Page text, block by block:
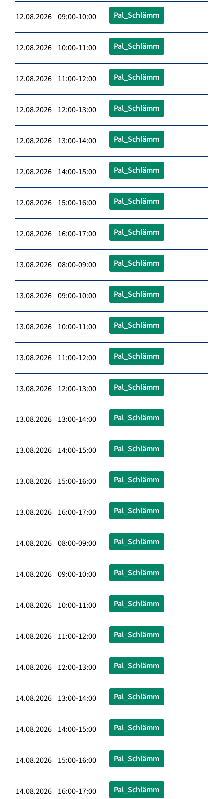
12.08.2026 09:00-10:00 Pal_Schlämm
12.08.2026 10:00-11:00 Pal_Schlämm
12.08.2026 11:00-12:00 Pal_Schlämm
12.08.2026 12:00-13:00 Pal_Schlämm
12.08.2026 13:00-14:00 Pal_Schlämm
12.08.2026 14:00-15:00 Pal_Schlämm
12.08.2026 15:00-16:00 Pal_Schlämm
12.08.2026 16:00-17:00 Pal_Schlämm
13.08.2026 08:00-09:00 Pal_Schlämm
13.08.2026 09:00-10:00 Pal_Schlämm
13.08.2026 10:00-11:00 Pal_Schlämm
13.08.2026 11:00-12:00 Pal_Schlämm
13.08.2026 12:00-13:00 Pal_Schlämm
13.08.2026 13:00-14:00 Pal_Schlämm
13.08.2026 14:00-15:00 Pal_Schlämm
13.08.2026 15:00-16:00 Pal_Schlämm
13.08.2026 16:00-17:00 Pal_Schlämm
14.08.2026 08:00-09:00 Pal_Schlämm
14.08.2026 09:00-10:00 Pal_Schlämm
14.08.2026 10:00-11:00 Pal_Schlämm
14.08.2026 11:00-12:00 Pal_Schlämm
14.08.2026 12:00-13:00 Pal_Schlämm
14.08.2026 13:00-14:00 Pal_Schlämm
14.08.2026 14:00-15:00 Pal_Schlämm
14.08.2026 15:00-16:00 Pal_Schlämm
14.08.2026 16:00-17:00 Pal_Schlämm